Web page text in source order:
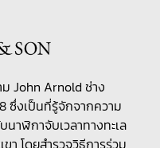
John Arnold ช่าง
ซึ่งเป็นที่รู้จักจากความ
นาฬิกาจับเวลาทางทะเล
า โดยสำรวจวิธีการร่วม